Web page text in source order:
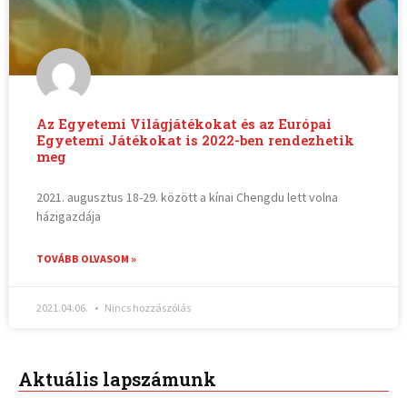
Az Egyetemi Világjátékokat és az Európai
Egyetemi Játékokat is 2022-ben rendezhetik
meg
2021. augusztus 18-29. között a kínai Chengdu lett volna
házigazdája
TOVÁBB OLVASOM »
2021.04.06. Nincs hozzászólás
Aktuális lapszámunk